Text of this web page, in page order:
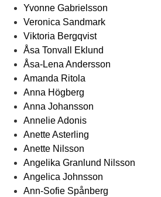
Yvonne Gabrielsson
Veronica Sandmark
Viktoria Bergqvist
Åsa Tonvall Eklund
Åsa-Lena Andersson
Amanda Ritola
Anna Högberg
Anna Johansson
Annelie Adonis
Anette Asterling
Anette Nilsson
Angelika Granlund Nilsson
Angelica Johnsson
Ann-Sofie Spånberg